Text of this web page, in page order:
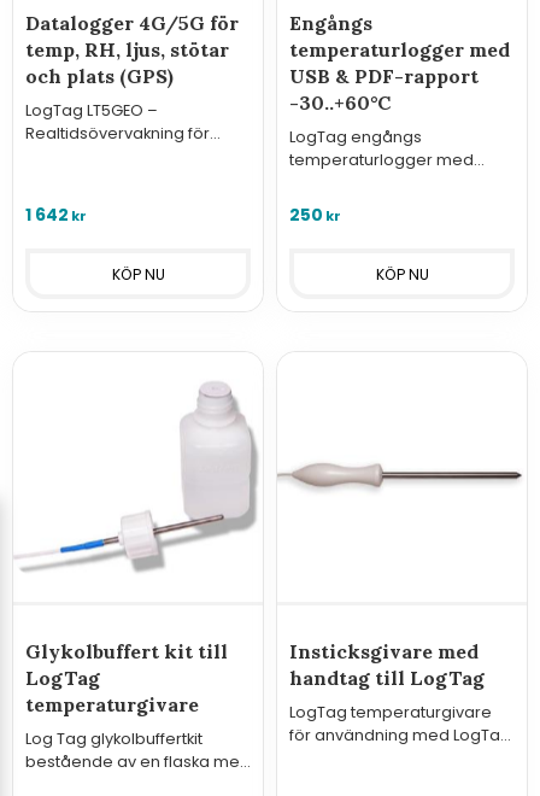
Datalogger 4G/5G för
temp, RH, ljus, stötar
och plats (GPS)
LogTag LT5GEO –
Realtidsövervakning för
ljus, stötar och plats via
4G/5G och molntjänst.
1 642 kr
Engångs
temperaturlogger med
USB & PDF-rapport
-30..+60°C
LogTag engångs
temperaturlogger med
anslutning och PDF-rapport
250 kr
Glykolbuffert kit till
LogTag
temperaturgivare
Log Tag glykolbuffertkit
bestående av en flaska med
Insticksgivare med
handtag till LogTag
LogTag temperaturgivare
för användning med LogTag